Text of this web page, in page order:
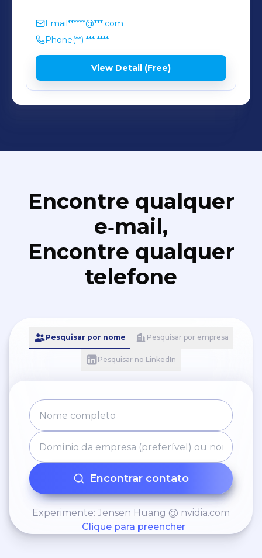
Email******@***.com
Phone(**) *** ****
View Detail (Free)
Encontre qualquer
e‑mail,
Encontre qualquer
telefone
Pesquisar por nome Pesquisar por empresa
Pesquisar no LinkedIn
Encontrar contato
Experimente: Jensen Huang @ nvidia.com
Clique para preencher